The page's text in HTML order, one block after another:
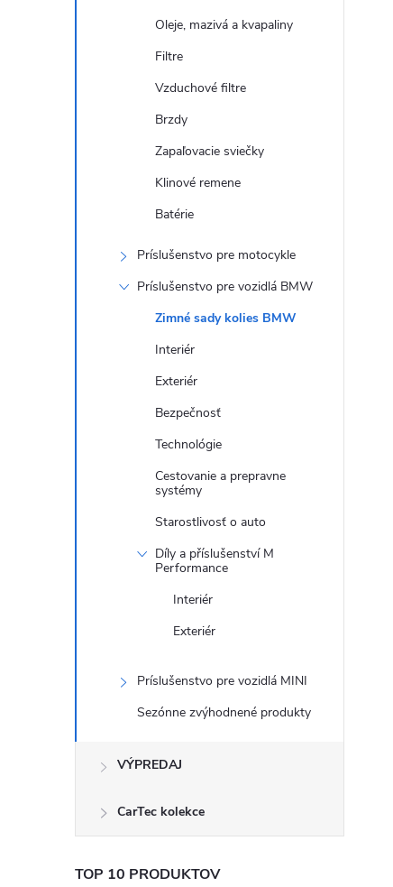
Oleje, mazivá a kvapaliny
Filtre
Vzduchové filtre
Brzdy
Zapaľovacie sviečky
Klinové remene
Batérie
Príslušenstvo pre motocykle
Príslušenstvo pre vozidlá BMW
Zimné sady kolies BMW
Interiér
Exteriér
Bezpečnosť
Technológie
Cestovanie a prepravne
systémy
Starostlivosť o auto
Díly a příslušenství M
Performance
Interiér
Exteriér
Príslušenstvo pre vozidlá MINI
Sezónne zvýhodnené produkty
VÝPREDAJ
CarTec kolekce
TOP 10 PRODUKTOV